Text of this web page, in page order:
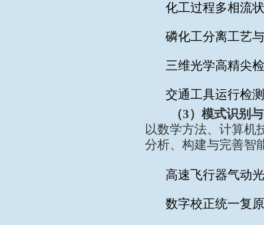
化工过程多相流
磷化工分离工艺
三维光学高精尖
交通工具运行检
（3）模式识别
以数学方法、计算机
分析、构建与完善智
高速飞行器气动
数字校正统一复原